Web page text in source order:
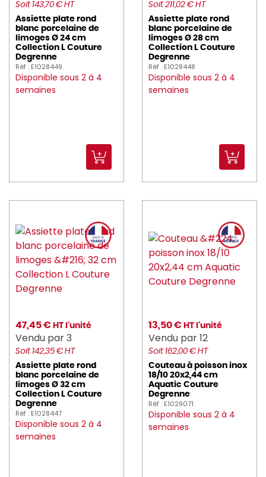
Soit 143,70 € HT
Assiette plate rond
blanc porcelaine de
limoges Ø 24 cm
Collection L Couture
Degrenne
Réf : E1028449
Disponible sous 2 à 4
semaines
Soit 211,02 € HT
Assiette plate rond
blanc porcelaine de
limoges Ø 28 cm
Collection L Couture
Degrenne
Réf : E1028448
Disponible sous 2 à 4
semaines
47,45 € HT l'unité
Vendu par 3
Soit 142,35 € HT
Assiette plate rond
blanc porcelaine de
limoges Ø 32 cm
Collection L Couture
Degrenne
Réf : E1028447
Disponible sous 2 à 4
semaines
13,50 € HT l'unité
Vendu par 12
Soit 162,00 € HT
Couteau à poisson inox
18/10 20x2,44 cm
Aquatic Couture
Degrenne
Réf : E1029071
Disponible sous 2 à 4
semaines